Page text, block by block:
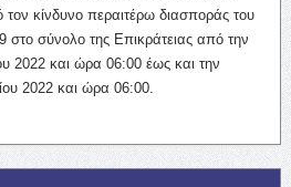
τον κίνδυνο περαιτέρω διασποράς του
στο σύνολο της Επικράτειας από την
2022 και ώρα 06:00 έως και την
2022 και ώρα 06:00.